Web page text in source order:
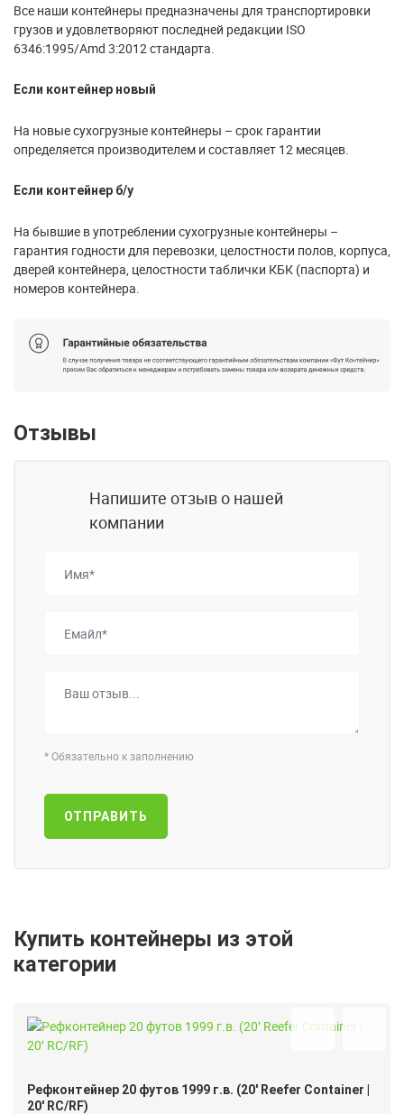
Все наши контейнеры предназначены для транспортировки
грузов и удовлетворяют последней редакции ISO
6346:1995/Amd 3:2012 стандарта.
Если контейнер новый
На новые сухогрузные контейнеры – срок гарантии
определяется производителем и составляет 12 месяцев.
Если контейнер б/у
На бывшие в употреблении сухогрузные контейнеры –
гарантия годности для перевозки, целостности полов, корпуса,
дверей контейнера, целостности таблички КБК (паспорта) и
номеров контейнера.
Отзывы
Напишите отзыв о нашей
компании
*Обязательно к заполнению
ОТПРАВИТЬ
Купить контейнеры из этой
категории
Рефконтейнер 20 футов 1999 г.в. (20′ Reefer Container |
20′ RC/RF)